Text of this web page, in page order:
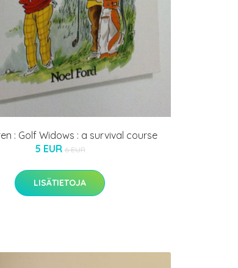
: Golf Widows : a survival course
5 EUR 6 EUR
LISÄTIETOJA